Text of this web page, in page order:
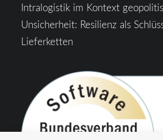
Intralogistik im Kontext
Unsicherheit: Resilienz als
Lieferketten